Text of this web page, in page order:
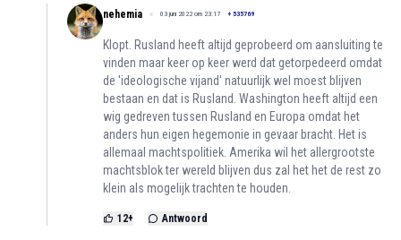
nehemia 03 juni 2022 om 23:17 + 535769
Klopt. Rusland heeft altijd geprobeerd om aansluiting te
vinden maar keer op keer werd dat getorpedeerd omdat
de 'ideologische vijand' natuurlijk wel moest blijven
bestaan en dat is Rusland. Washington heeft altijd een
wig gedreven tussen Rusland en Europa omdat het
anders hun eigen hegemonie in gevaar bracht. Het is
allemaal machtspolitiek. Amerika wil het allergrootste
machtsblok ter wereld blijven dus zal het het de rest zo
klein als mogelijk trachten te houden.
12+ Antwoord